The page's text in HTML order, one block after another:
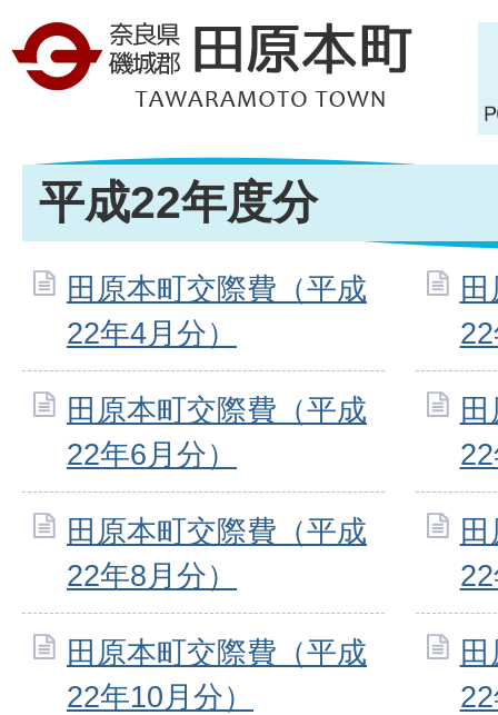
平成22年度分
田原本町交際費（平成
22年4月分）
田原本町交際費（平成
22年6月分）
田原本町交際費（平成
22年8月分）
田原本町交際費（平成
22年10月分）